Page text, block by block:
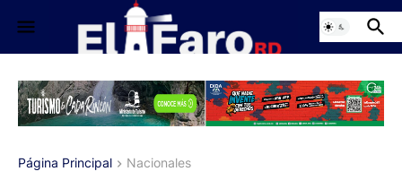
Página Principal Nacionales